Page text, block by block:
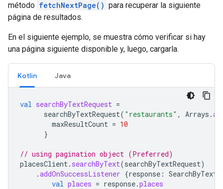
método fetchNextPage() para recuperar la siguiente
página de resultados.
En el siguiente ejemplo, se muestra cómo verificar si hay
una página siguiente disponible y, luego, cargarla.
Kotlin Java
val searchByTextRequest =
searchByTextRequest( "restaurants" , Arrays .
maxResultCount = 10
}
// using pagination object (Preferred)
placesClient. searchByText(searchByTextRequest)
.addOnSuccessListener {response :
val places = response.places